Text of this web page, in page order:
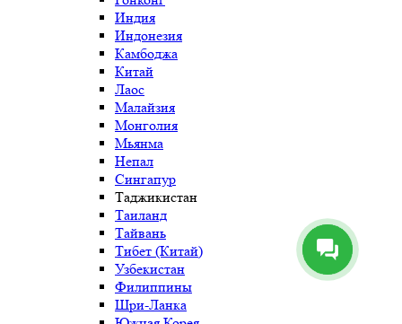
Индия
Индонезия
Камбоджа
Китай
Лаос
Малайзия
Монголия
Мьянма
Непал
Сингапур
Таджикистан
Таиланд
Тайвань
Тибет (Китай)
Узбекистан
Филиппины
Шри-Ланка